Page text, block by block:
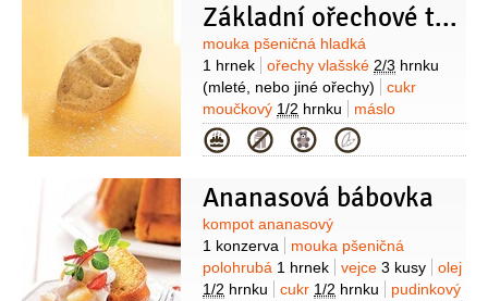
3 lžíce
Na sníh: sůl(špetka, nebo pár
kapek citronové šťávy)
moučkový1/2 hrnku bílek2 kusy
Základní ořechové těsto
Suroviny
mouka pšeničná hladká
1 hrnek
ořechy vlašské 2/3 hrnku
(mleté, nebo jiné ořechy)
cukr
moučkový 1/2 hrnku
máslo
1/3kostky žloutek1 kus
Kategorie
Ananasová bábovka
Suroviny
kompot ananasový
1 konzerva
mouka pšeničná
polohrubá 1 hrnek vejce 3 kusy
olej
1/2 hrnku cukr 1/2 hrnku
pudinkový